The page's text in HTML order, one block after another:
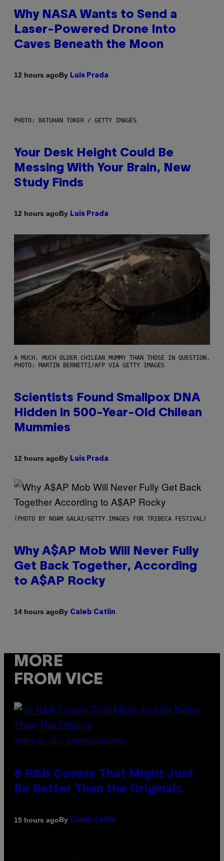
Why NASA Wants to Send a
Laser-Powered Drone Into
Caves Beneath the Moon
12 hours agoBy Luis Prada
PHOTO: BATUHAN TOKER / GETTY IMAGES
Your Desk Height Could Be
Messing With Your Brain, New
Study Finds
12 hours agoBy Luis Prada
A MUCH, MUCH OLDER CHILEAN MUMMY THAN THOSE IN QUESTION.
PHOTO: MARTIN BERNETTI/AFP VIA GETTY IMAGES
Scientists Found Smallpox DNA
Hidden in 500-Year-Old Chilean
Mummies
12 hours agoBy Luis Prada
(PHOTO BY NOAM GALAI/GETTY IMAGES FOR TRIBECA FESTIVAL)
Why A$AP Mob Will Never Fully
Get Back Together, According
to A$AP Rocky
14 hours agoBy Caleb Catlin
MORE
FROM VICE
(PHOTO BY EBET ROBERTS/REDFERNS)
8 R&B Covers That Might Just
Be Better Than the Originals
15 hours agoBy Caleb Catlin